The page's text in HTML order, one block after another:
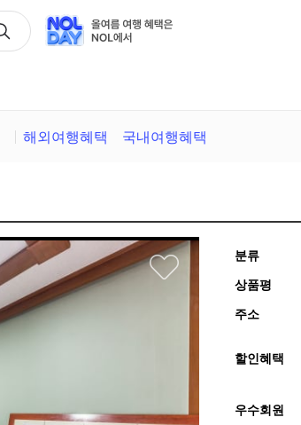
해외여행혜택 국내여행혜택
분류
상품평
주소
할인혜택
우수회원